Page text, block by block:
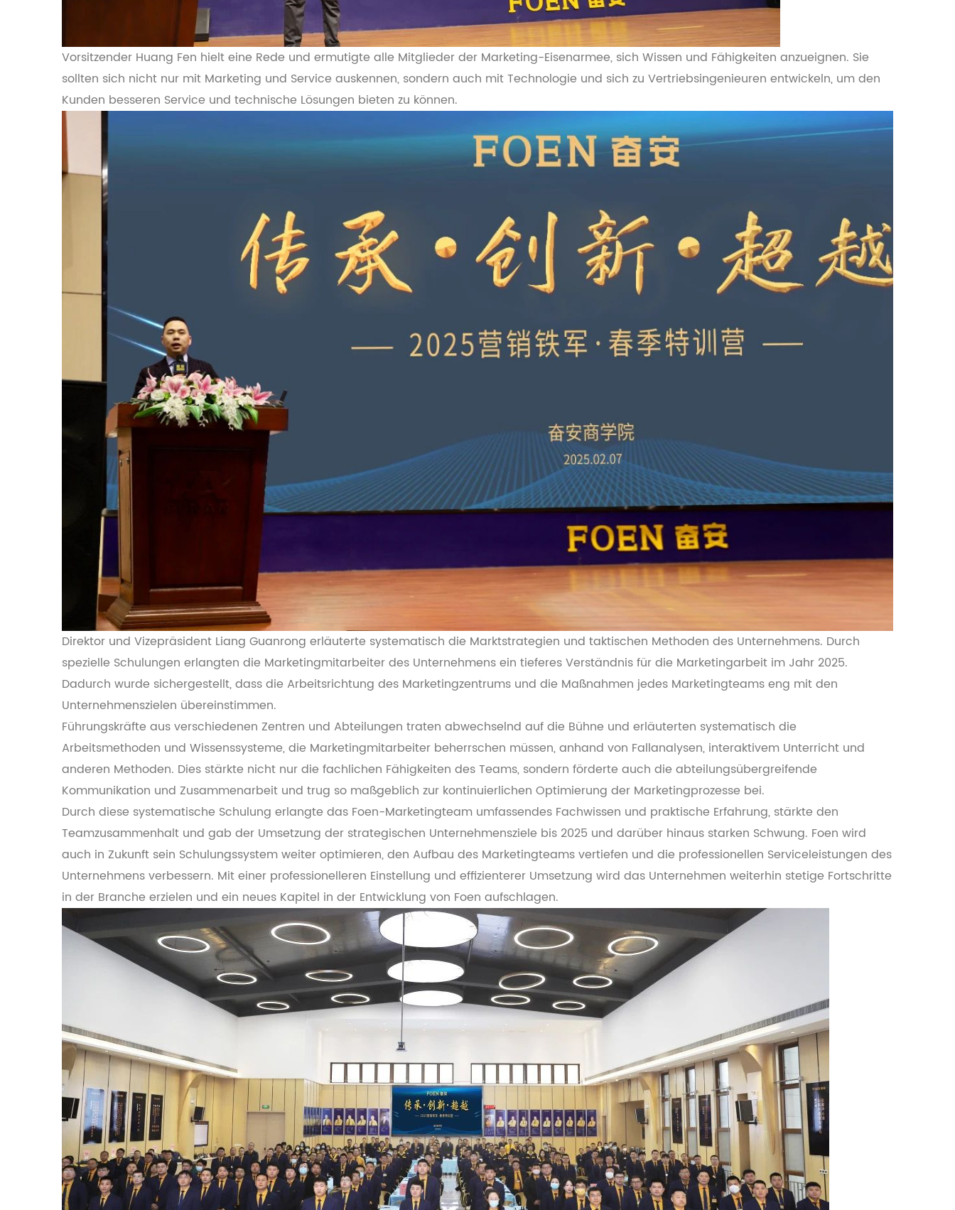
Vorsitzender Huang Fen hielt eine Rede und ermutigte alle Mitglieder der Marketing-Eisenarmee, sich Wissen und Fähigkeiten anzueignen. Sie
sollten sich nicht nur mit Marketing und Service auskennen, sondern auch mit Technologie und sich zu Vertriebsingenieuren entwickeln, um den
Kunden besseren Service und technische Lösungen bieten zu können.
Direktor und Vizepräsident Liang Guanrong erläuterte systematisch die Marktstrategien und taktischen Methoden des Unternehmens. Durch
spezielle Schulungen erlangten die Marketingmitarbeiter des Unternehmens ein tieferes Verständnis für die Marketingarbeit im Jahr 2025.
Dadurch wurde sichergestellt, dass die Arbeitsrichtung des Marketingzentrums und die Maßnahmen jedes Marketingteams eng mit den
Unternehmenszielen übereinstimmen.
Führungskräfte aus verschiedenen Zentren und Abteilungen traten abwechselnd auf die Bühne und erläuterten systematisch die
Arbeitsmethoden und Wissenssysteme, die Marketingmitarbeiter beherrschen müssen, anhand von Fallanalysen, interaktivem Unterricht und
anderen Methoden. Dies stärkte nicht nur die fachlichen Fähigkeiten des Teams, sondern förderte auch die abteilungsübergreifende
Kommunikation und Zusammenarbeit und trug so maßgeblich zur kontinuierlichen Optimierung der Marketingprozesse bei.
Durch diese systematische Schulung erlangte das Foen-Marketingteam umfassendes Fachwissen und praktische Erfahrung, stärkte den
Teamzusammenhalt und gab der Umsetzung der strategischen Unternehmensziele bis 2025 und darüber hinaus starken Schwung. Foen wird
auch in Zukunft sein Schulungssystem weiter optimieren, den Aufbau des Marketingteams vertiefen und die professionellen Serviceleistungen des
Unternehmens verbessern. Mit einer professionelleren Einstellung und effizienterer Umsetzung wird das Unternehmen weiterhin stetige Fortschritte
in der Branche erzielen und ein neues Kapitel in der Entwicklung von Foen aufschlagen.